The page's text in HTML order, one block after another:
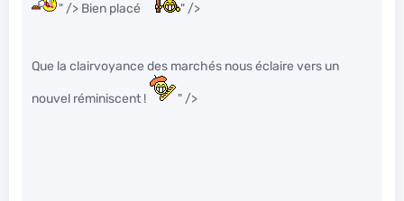
" /> Bien placé " />
Que la clairvoyance des marchés nous éclaire vers un
nouvel réminiscent ! " />